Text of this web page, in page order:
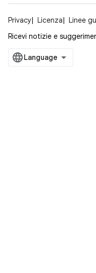
Privacy Licenza Linee
Ricevi notizie e